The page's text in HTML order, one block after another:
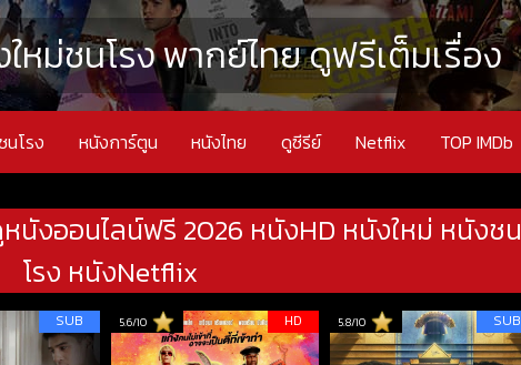
หม่ชนโรง พากย์ไทย ดูฟรีเต็มเรื่อง
นโรง หนังการ์ตูน หนังไทย ดูซีรีย์ Netflix TOP IMDb
นังออนไลน์ฟรี 2026 หนังHD หนังใหม่ หนังชน
โรง หนังNetflix
SUB 5.6/10 HD 5.8/10 SUB